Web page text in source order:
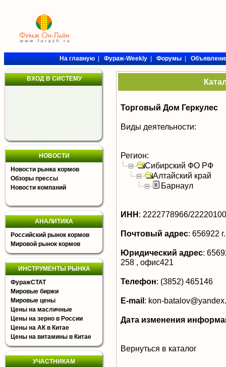
На главную|Фураж-Weekly|Форумы|
ВХОД В СИСТЕМУ
НОВОСТИ
Новости рынка кормов
Обзоры прессы
Новости компаний
АНАЛИТИКА
Российский рынок кормов
Мировой рынок кормов
ИНСТРУМЕНТЫ РЫНКА
ФуражСТАТ
Мировые биржи
Мировые цены
Цены на масличные
Цены на зерно в России
Цены на АК в Китае
Цены на витамины в Китае
УЧАСТНИКАМ
Торговый Дом Геркулес
Виды деятельности:
Регион:
Сибирский ФО РФ
Алтайский край
Барнаул
ИНН: 2222778966/
Почтовый адрес: 656922
Юридический адрес:
258 , офис421
Телефон: (3852) 465146
E-mail: kon-
Дата изменения
Вернуться в каталог